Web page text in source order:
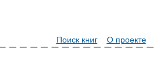
Поиск книг О проекте